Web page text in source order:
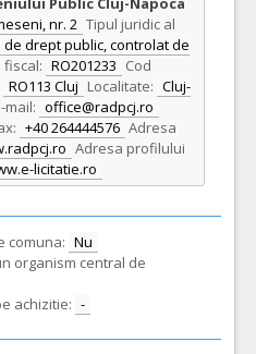
nr. 2 Tipul juridic al
de drept public, controlat de
fiscal: RO201233 Cod
RO113 Cluj Localitate: Cluj-
mail: office@radpcj.ro
+40 264444576 Adresa
Adresa profilului
licitatie.ro
comuna: Nu
organism central de
achizitie: -